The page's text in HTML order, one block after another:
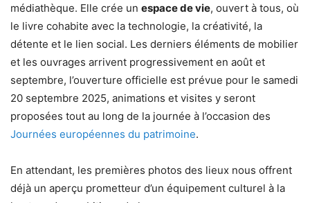
médiathèque. Elle crée un espace de vie, ouvert à tous, où
le livre cohabite avec la technologie, la créativité, la
détente et le lien social. Les derniers éléments de mobilier
et les ouvrages arrivent progressivement en août et
septembre, l’ouverture officielle est prévue pour le samedi
20 septembre 2025, animations et visites y seront
proposées tout au long de la journée à l’occasion des
Journées européennes du patrimoine.
En attendant, les premières photos des lieux nous offrent
déjà un aperçu prometteur d’un équipement culturel à la